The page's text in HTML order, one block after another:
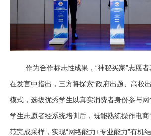
作为合作标志性成果，“神秘买家”志愿
在发言中指出，三方将探索“政府出题、高校
模式，选拔优秀学生以真实消费者身份参与网
学生志愿者经系统培训后，既能熟练操作电
范完成采样，实现“网络能力+专业能力”有机